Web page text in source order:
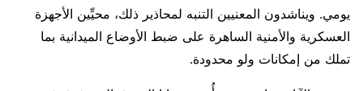
يومي. ويناشدون المعنيين التنبه لمحاذير ذلك، محيِّين الأجهزة
العسكرية والأمنية الساهرة على ضبط الأوضاع الميدانية بما
تملك من إمكانات ولو محدودة.